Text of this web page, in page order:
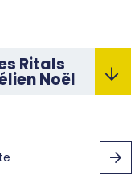
Ritals
Noël